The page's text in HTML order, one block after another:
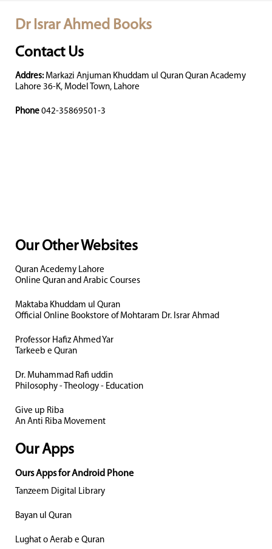
Dr Israr Ahmed Books
Contact Us
Addres: Markazi Anjuman Khuddam ul Quran Quran Academy
Lahore 36-K, Model Town, Lahore
Phone 042-35869501-3
Our Other Websites
Quran Acedemy Lahore
Online Quran and Arabic Courses
Maktaba Khuddam ul Quran
Official Online Bookstore of Mohtaram Dr. Israr Ahmad
Professor Hafiz Ahmed Yar
Tarkeeb e Quran
Dr. Muhammad Rafi uddin
Philosophy - Theology - Education
Give up Riba
An Anti Riba Movement
Our Apps
Ours Apps for Android Phone
Tanzeem Digital Library
Bayan ul Quran
Lughat o Aerab e Quran